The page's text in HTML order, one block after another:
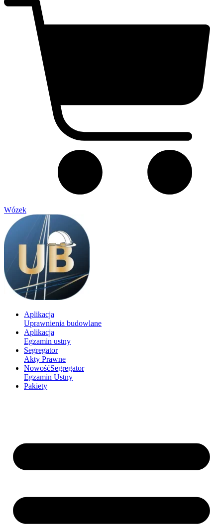
Wózek
Aplikacja
Uprawnienia budowlane
Aplikacja
Egzamin ustny
Segregator
Akty Prawne
NowośćSegregator
Egzamin Ustny
Pakiety